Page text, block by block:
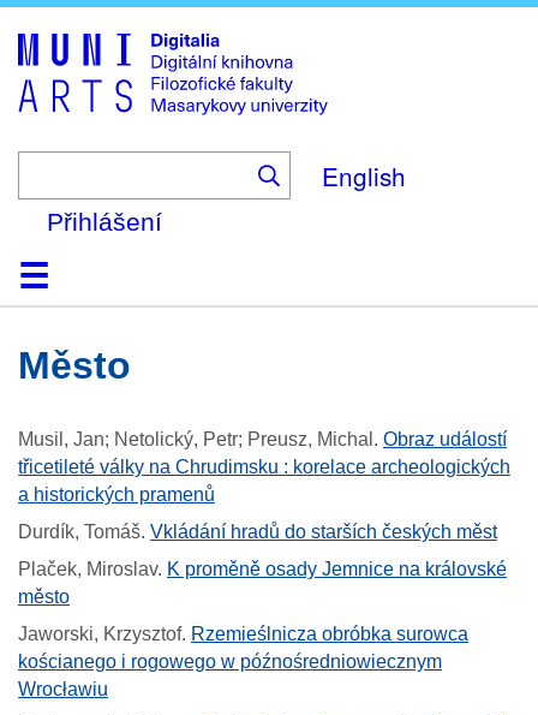
to
main
content
English
Přihlášení
DomůKolekce
Prohlížení
Vyhledávání
O platformě
Nápověda
KontaktDigitalia
město
Musil, Jan; Netolický, Petr; Preusz, Michal . Obraz událostí
třicetileté války na Chrudimsku : korelace archeologických
a historických pramenů
Durdík, Tomáš. Vkládání hradů do starších českých měst
Plaček, Miroslav. K proměně osady Jemnice na královské
město
Jaworski, Krzysztof. Rzemieślnicza obróbka surowca
kościanego i rogowego w późnośredniowiecznym
Wrocławiu